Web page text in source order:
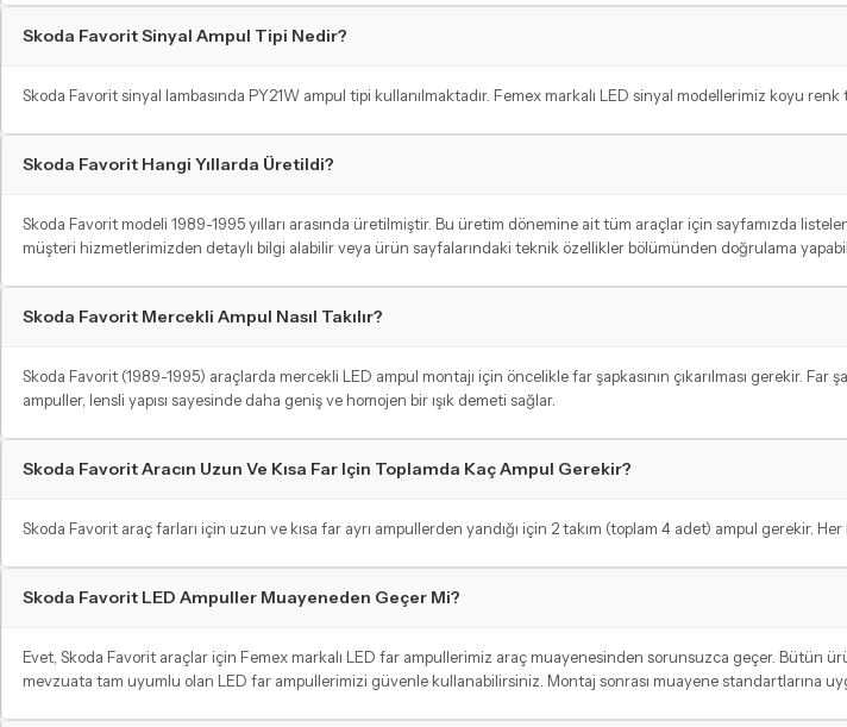
Skoda Favorit Sinyal Ampul Tipi Nedir?
Skoda Favorit sinyal lambasında PY21W ampul tipi kullanılmaktadır. Femex markalı LED sinyal modellerimiz koyu renk
Skoda Favorit Hangi Yıllarda Üretildi?
Skoda Favorit modeli 1989-1995 yılları arasında üretilmiştir. Bu üretim dönemine ait tüm araçlar için sayfamızda
müşteri hizmetlerimizden detaylı bilgi alabilir veya ürün sayfalarındaki teknik özellikler bölümünden doğrulama
Skoda Favorit Mercekli Ampul Nasıl Takılır?
Skoda Favorit (1989-1995) araçlarda mercekli LED ampul montajı için öncelikle far şapkasının çıkarılması gerekir.
ampuller, lensli yapısı sayesinde daha geniş ve homojen bir ışık demeti sağlar.
Skoda Favorit Aracın Uzun Ve Kısa Far Için Toplamda Kaç Ampul Gerekir?
Skoda Favorit araç farları için uzun ve kısa far ayrı ampullerden yandığı için 2 takım (toplam 4 adet) ampul gerekir.
Skoda Favorit LED Ampuller Muayeneden Geçer Mi?
Evet, Skoda Favorit araçlar için Femex markalı LED far ampullerimiz araç muayenesinden sorunsuzca geçer. Bütün
mevzuata tam uyumlu olan LED far ampullerimizi güvenle kullanabilirsiniz. Montaj sonrası muayene standartlarına